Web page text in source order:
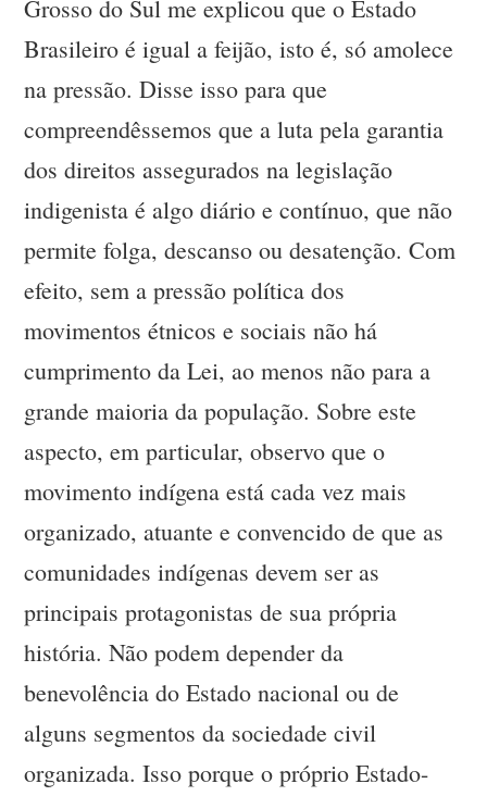
Grosso do Sul me explicou que o Estado
Brasileiro é igual a feijão, isto é, só amolece
na pressão. Disse isso para que
compreendêssemos que a luta pela garantia
dos direitos assegurados na legislação
indigenista é algo diário e contínuo, que não
permite folga, descanso ou desatenção. Com
efeito, sem a pressão política dos
movimentos étnicos e sociais não há
cumprimento da Lei, ao menos não para a
grande maioria da população. Sobre este
aspecto, em particular, observo que o
movimento indígena está cada vez mais
organizado, atuante e convencido de que as
comunidades indígenas devem ser as
principais protagonistas de sua própria
história. Não podem depender da
benevolência do Estado nacional ou de
alguns segmentos da sociedade civil
organizada. Isso porque o próprio Estado-